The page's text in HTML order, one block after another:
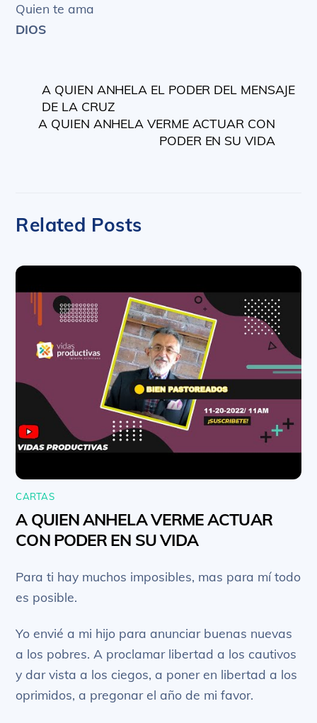
Quien te ama
DIOS
A QUIEN ANHELA EL PODER DEL MENSAJE
DE LA CRUZ
A QUIEN ANHELA VERME ACTUAR CON
PODER EN SU VIDA
Related Posts
CARTAS
A QUIEN ANHELA VERME ACTUAR
CON PODER EN SU VIDA
Para ti hay muchos imposibles, mas para mí todo
es posible.
Yo envié a mi hijo para anunciar buenas nuevas
a los pobres. A proclamar libertad a los cautivos
y dar vista a los ciegos, a poner en libertad a los
oprimidos, a pregonar el año de mi favor.